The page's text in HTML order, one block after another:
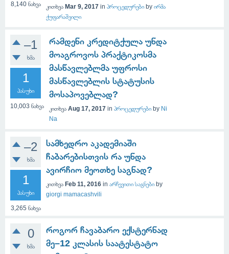
8,140ნახვა კითხვა Mar 9, 2017 in პროცედურები by ირმა
ქუფარაშვილი
–1
ხმა
1
პასუხი
10,003 ნახვა
რამდენი კრედიტქულა უნდა
მოაგროვოს პრაქტიკოსმა
მასწავლებლმა უფროსი
მასწავლებლის სტატუსის
მოსაპოვებლად?
კითხვა Aug 17, 2017 in პროცედურები by Ni
Na
–2
ხმა
1
პასუხი
3,265 ნახვა
სამხედრო აკადემიაში
ჩაბარებისთვის რა უნდა
ავირჩიო მეოთხე საგნად?
კითხვა Feb 11, 2016 in არჩევითი საგნები by
giorgi mamacashvili
0
ხმა
როგორ ჩავაბარო ექსტერნად
მე–12 კლასის საატესტატო